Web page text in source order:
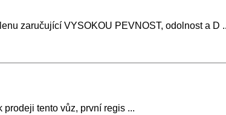
zaručující VYSOKOU PEVNOST, odolnost a D
tento vůz, první regis ...